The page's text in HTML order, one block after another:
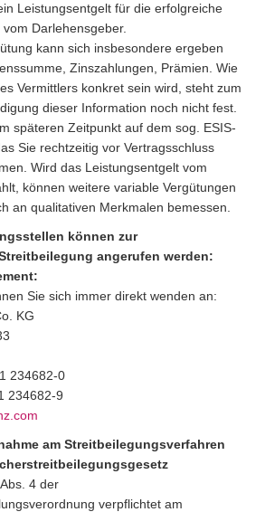
Leistungsentgelt für die erfolgreiche
Darlehensgeber.
kann sich insbesondere ergeben
Zinszahlungen, Prämien. Wie
Vermittlers konkret sein wird, steht zum
dieser Information noch nicht fest.
späteren Zeitpunkt auf dem sog. ESIS-
Sie rechtzeitig vor Vertragsschluss
Wird das Leistungsentgelt vom
können weitere variable Vergütungen
an qualitativen Merkmalen bemessen.
können zur
angerufen werden:
Sie sich immer direkt wenden an:
KG
234682-0
234682-9
am Streitbeilegungsverfahren
4 der
verpflichtet am